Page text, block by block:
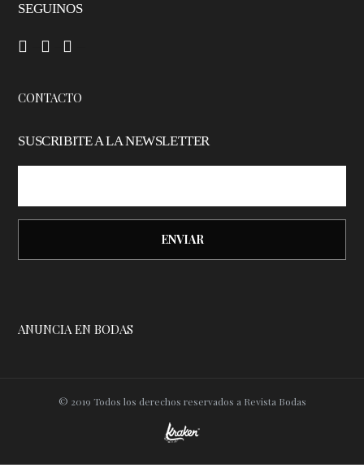
SEGUINOS
CONTACTO
SUSCRIBITE A LA NEWSLETTER
ANUNCIA EN BODAS
© 2019 Todos los derechos reservados a Revista Bodas